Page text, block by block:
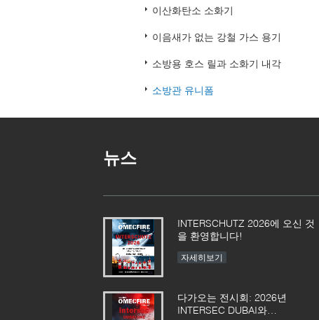
이산화탄소 소화기
이음새가 없는 강철 가스 용기
소방용 호스 릴과 소화기 내각
소방관 유니폼
뉴스
INTERSCHUTZ 2026에 오신 것
을 환영합니다!
자세히보기
다가오는 전시회: 2026년
INTERSEC DUBAI와